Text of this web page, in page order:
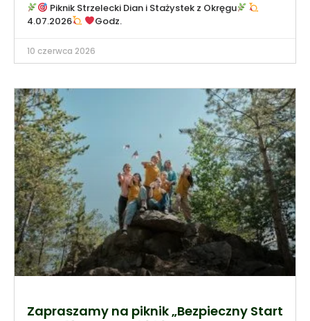
Piknik Strzelecki Dian i Stażystek z Okręgu
4.07.2026
Godz.
10 czerwca 2026
Zapraszamy na piknik „Bezpieczny Start